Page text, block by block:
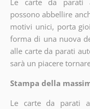
possono abbellire
motivi unici, porta
forma di una nuova
alle carte da parati
sarà un piacere
Stampa della
Le carte da parati